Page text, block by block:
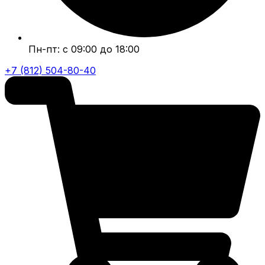
Пн-пт: с 09:00 до 18:00
+7 (812) 504-80-40